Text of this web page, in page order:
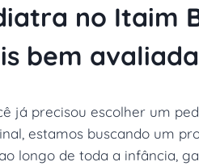
no Itaim
bem
já precisou escolher um
estamos buscando um
longo de toda a infância,